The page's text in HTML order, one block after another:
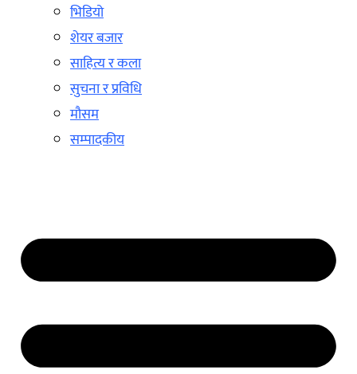
भिडियो
शेयर बजार
साहित्य र कला
सुचना र प्रविधि
मौसम
सम्पादकीय